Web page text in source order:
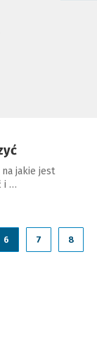
jakie jest
i …
6 7 8